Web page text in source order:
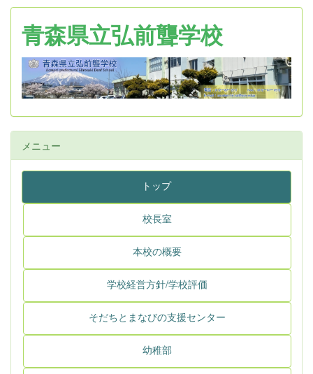
青森県立弘前聾学校
メニュー
トップ
校長室
本校の概要
学校経営方針/学校評価
そだちとまなびの支援センター
幼稚部